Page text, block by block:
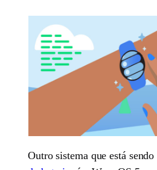
Outro sistema que está